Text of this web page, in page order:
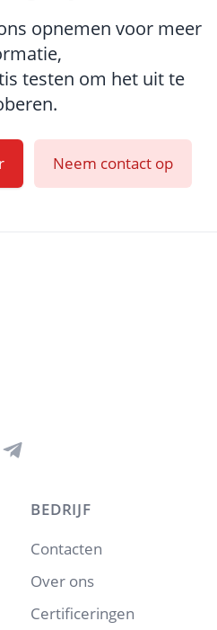
opnemen voor meer
testen om het uit te
Neem contact op
Telegram
BEDRIJF
Contacten
Over ons
Certificeringen